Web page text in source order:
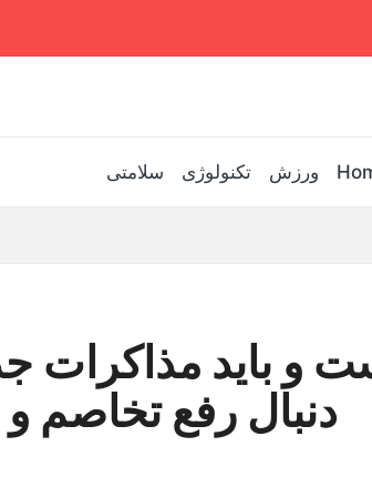
ورزش تکنولوژی سلامتی
و باید مذاکرات
دنبال رفع تخاصم و